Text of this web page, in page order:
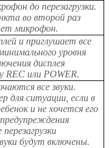
до перезагрузки.
во второй раз
микрофон.
и приглушает все
уровня
дисплея
или POWER.
все звуки.
для ситуации, если в
и не хочется его
будут включены.